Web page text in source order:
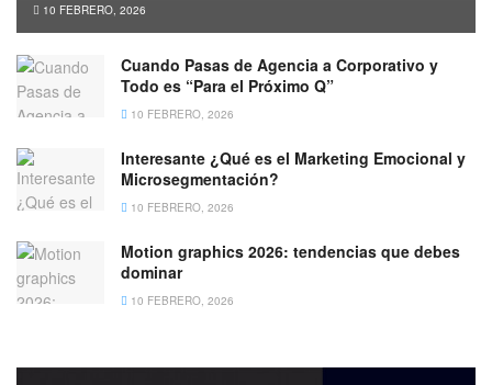
10 FEBRERO, 2026
Cuando Pasas de Agencia a Corporativo y
Todo es “Para el Próximo Q”
10 FEBRERO, 2026
Interesante ¿Qué es el Marketing Emocional y
Microsegmentación?
10 FEBRERO, 2026
Motion graphics 2026: tendencias que debes
dominar
10 FEBRERO, 2026